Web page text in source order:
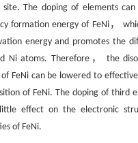
The doping of elements can
formation energy of FeNi，
energy and promotes the
Ni atoms. Therefore， the
FeNi can be lowered to
of FeNi. The doping of third
effect on the electronic
of FeNi.